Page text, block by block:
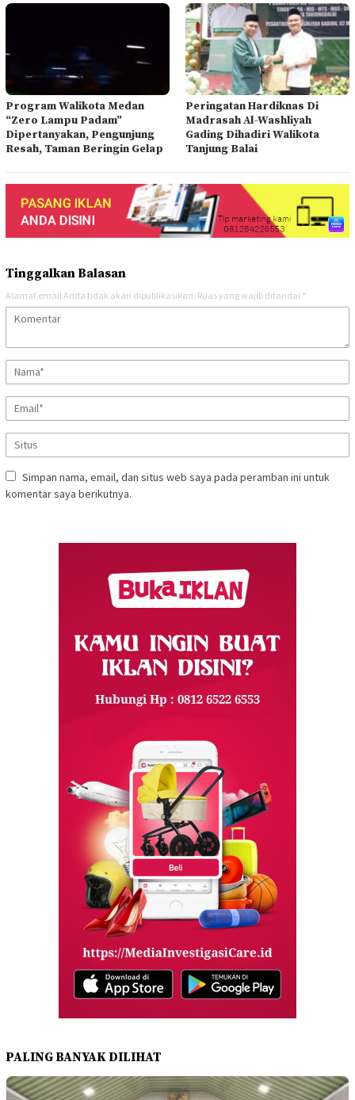
Program Walikota Medan
“Zero Lampu Padam”
Dipertanyakan, Pengunjung
Resah, Taman Beringin Gelap
Peringatan Hardiknas Di
Madrasah Al-Washliyah
Gading Dihadiri Walikota
Tanjung Balai
Tinggalkan Balasan
Alamat email Anda tidak akan dipublikasikan. Ruas yang wajib ditandai *
Simpan nama, email, dan situs web saya pada peramban ini untuk
komentar saya berikutnya.
PALING BANYAK DILIHAT